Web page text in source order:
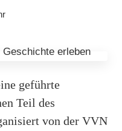
geführte
Teil des
von der VVN